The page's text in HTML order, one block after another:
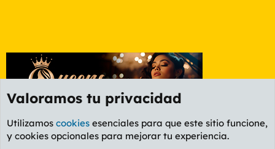
Foro General
Valoramos tu privacidad
Utilizamos cookies esenciales para que este sitio funcione,
y cookies opcionales para mejorar tu experiencia.